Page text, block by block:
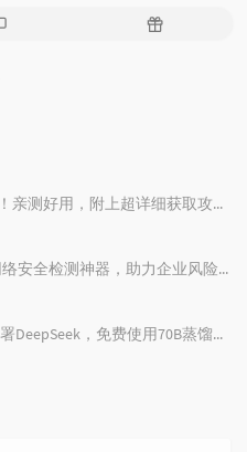
m
n
R
t
l
免费解锁腾讯云EdgeOne！亲测好用，附上超详细获取攻略！
Prism X：一款跨平台的网络安全检测神器，助力企业风险管理
【部分失效】不用本地部署DeepSeek，免费使用70B蒸馏模型